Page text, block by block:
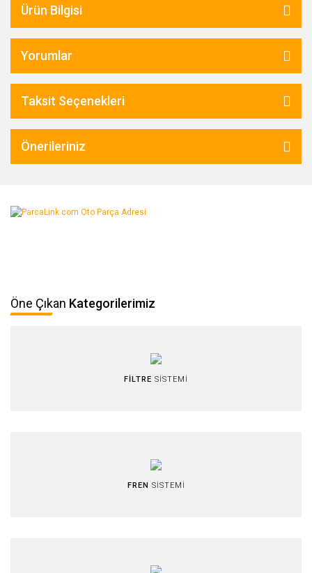
Ürün Bilgisi
Yorumlar
Taksit Seçenekleri
Önerileriniz
Öne Çıkan Kategorilerimiz
FİLTRE SİSTEMİ
FREN SİSTEMİ